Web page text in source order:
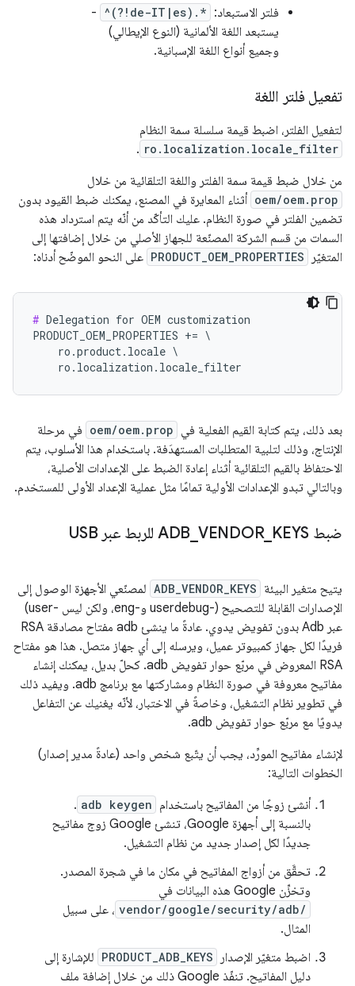
فلتر الاستبعاد: ^(?!de-IT|es).*
-
يستبعد اللغة الألمانية (النوع الإيطالي)
وجميع أنواع اللغة الإسبانية.
تفعيل فلتر اللغة
لتفعيل الفلتر، اضبط قيمة سلسلة سمة النظام
ro.localization.locale_filter
.
من خلال ضبط قيمة سمة الفلتر واللغة التلقائية من خلال
oem/oem.prop أثناء المعايرة في المصنع، يمكنك ضبط القيود بدون
تضمين الفلتر في صورة النظام. عليك التأكّد من أنّه يتم استرداد هذه
السمات من قسم الشركة المصنّعة للجهاز الأصلي من خلال إضافتها إلى
المتغيّر
PRODUCT_OEM_PROPERTIES على النحو الموضّح أدناه:
# Delegation for OEM customization
PRODUCT_OEM_PROPERTIES += \
    ro.product.locale \
    ro.localization.locale_filter
بعد ذلك، يتم كتابة القيم الفعلية في oem/oem.prop في مرحلة
الإنتاج، وذلك لتلبية المتطلبات المستهدَفة. باستخدام هذا الأسلوب، يتم
الاحتفاظ بالقيم التلقائية أثناء إعادة الضبط على الإعدادات الأصلية،
وبالتالي تبدو الإعدادات الأولية تمامًا مثل عملية الإعداد الأولى للمستخدم.
ضبط ADB VENDOR_ KEYS للربط عبر USB
يتيح متغير البيئة ADB_VENDOR_KEYS لمصنّعي الأجهزة الوصول إلى
الإصدارات القابلة للتصحيح (-userdebug و-eng، ولكن ليس -user)
عبر Adb بدون تفويض يدوي. عادةً ما ينشئ adb مفتاح مصادقة RSA
فريدًا لكل جهاز كمبيوتر عميل، ويرسله إلى أي جهاز متصل. هذا هو مفتاح
RSA المعروض في مربّع حوار تفويض adb. كحلّ بديل، يمكنك إنشاء
مفاتيح معروفة في صورة النظام ومشاركتها مع برنامج adb. ويفيد ذلك
في تطوير نظام التشغيل، وخاصةً في الاختبار، لأنّه يغنيك عن التفاعل
يدويًا مع مربّع حوار تفويض adb.
لإنشاء مفاتيح المورِّد، يجب أن يتّبع شخص واحد (عادةً مدير إصدار)
الخطوات التالية:
أنشئ زوجًا من المفاتيح باستخدام adb keygen
.
بالنسبة إلى أجهزة Google، تنشئ Google زوج مفاتيح
جديدًا لكل إصدار جديد من نظام التشغيل.
تحقَّق من أزواج المفاتيح في مكان ما في شجرة المصدر.
وتخزِّن Google هذه البيانات في
vendor/google/security/adb/ ، على سبيل
المثال.
اضبط متغيّر الإصدار
PRODUCT_ADB_KEYS للإشارة إلى
دليل المفاتيح. تنفّذ Google ذلك من خلال إضافة ملف